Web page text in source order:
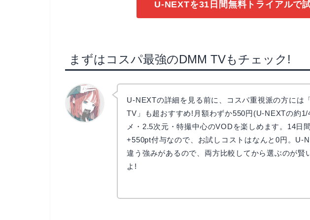
U-NEXTを31日間無料トライアルで
まずはコスパ最強のDMM TVもチェック!
U-NEXTの詳細を見る前に、コスパ重視派の方には
TV」も超おすすめ!月額わずか550円(U-NEXTの約1/
メ・2.5次元・特撮中心のVODを楽しめます。14日
+550pt付与なので、お試しコストはなんと0円。U-
違う強みがあるので、両方比較してから選ぶのが賢
よ!